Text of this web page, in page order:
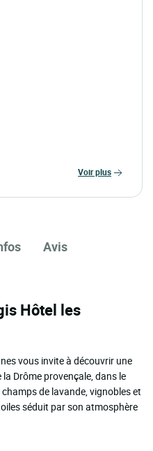
voir plus
Avis
Hôtel les
vous invite à découvrir une
Drôme provençale, dans le
de lavande, vignobles et
séduit par son atmosphère